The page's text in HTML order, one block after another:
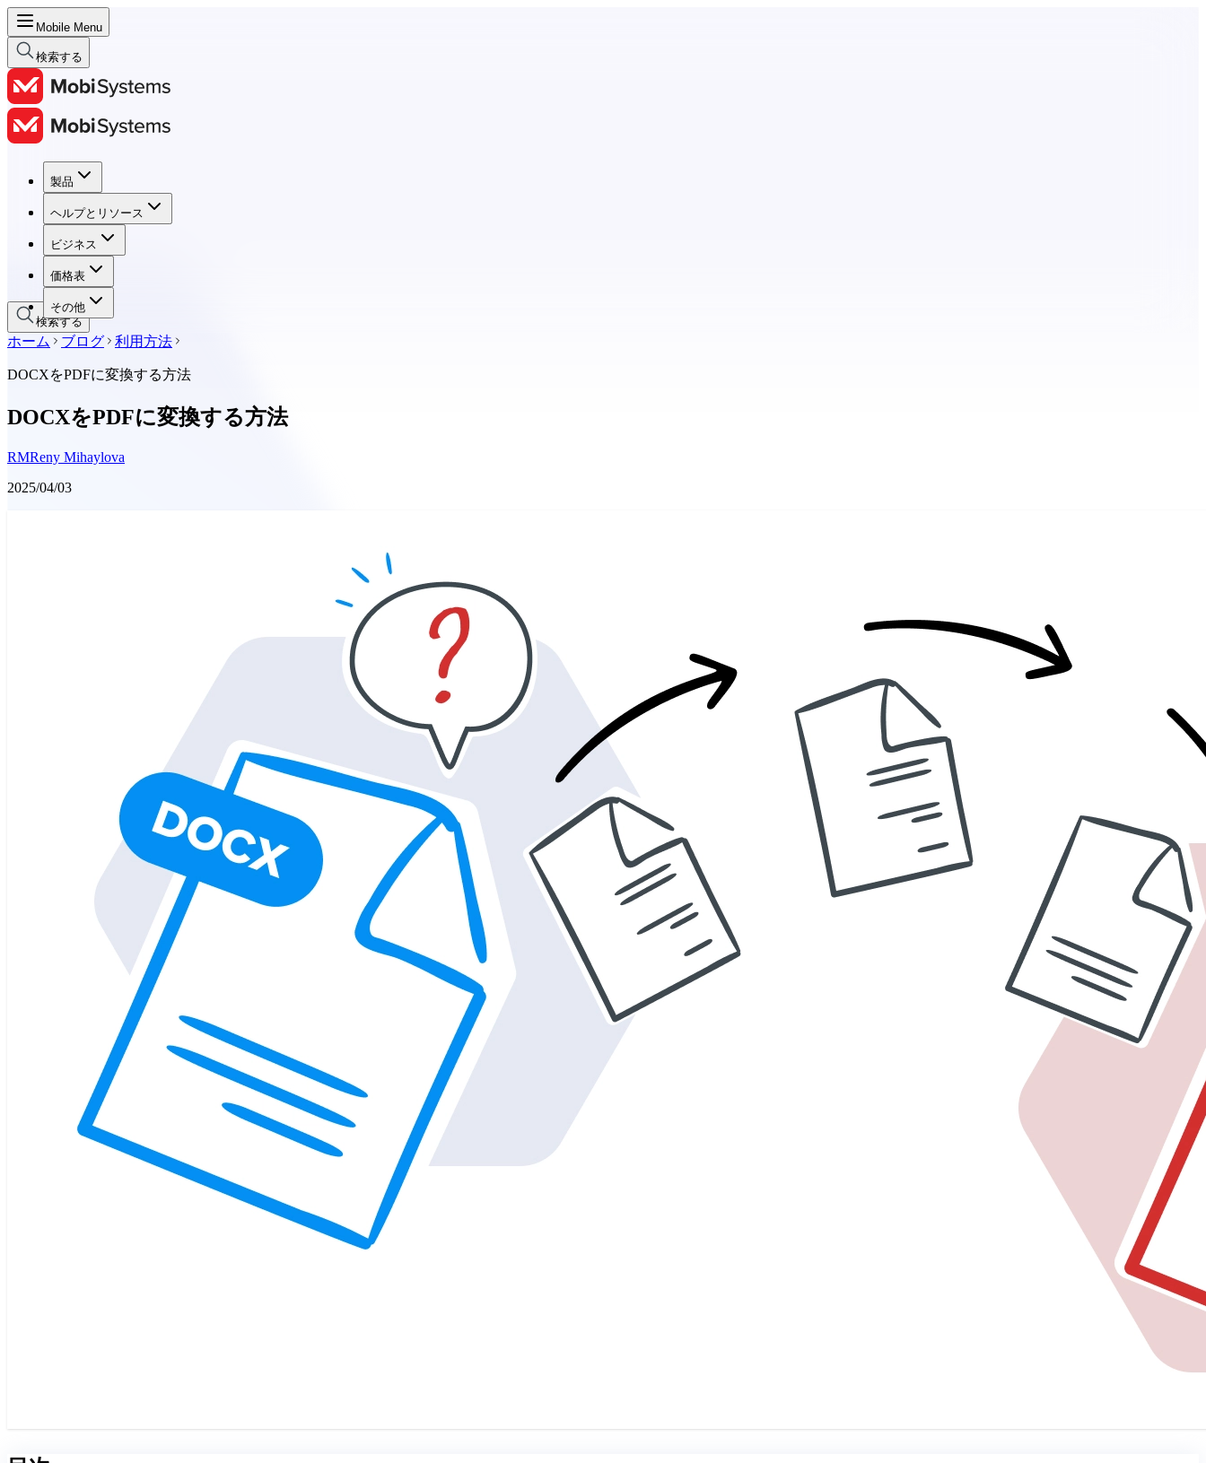
Mobile Menu
検索する
製品
ヘルプとリソース
ビジネス
価格表
その他
製品
ヘルプとリソース
ビジネス
価格表
検索する
ホーム ブログ 利用方法
DOCXをPDFに変換する方法
DOCXをPDFに変換する方法
RMReny Mihaylova
2025/04/03